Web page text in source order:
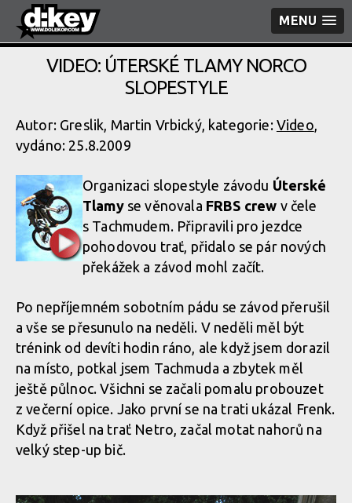
MENU
VIDEO: ÚTERSKÉ TLAMY NORCO
SLOPESTYLE
Autor: Greslik, Martin Vrbický, kategorie: Video,
vydáno: 25.8.2009
Organizaci slopestyle závodu Úterské
Tlamyse věnovala FRBS crew v čele
s Tachmudem. Připravili pro jezdce
pohodovou trať, přidalo se pár nových
překážek a závod mohl začít.
Po nepříjemném sobotním pádu se závod přerušil
a vše se přesunulo na neděli. V neděli měl být
trénink od devíti hodin ráno, ale když jsem dorazil
na místo, potkal jsem Tachmuda a zbytek měl
ještě půlnoc. Všichni se začali pomalu probouzet
z večerní opice. Jako první se na trati ukázal Frenk.
Když přišel na trať Netro, začal motat nahorů na
velký step-up bič.